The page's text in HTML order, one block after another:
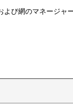
び網のマネージャ